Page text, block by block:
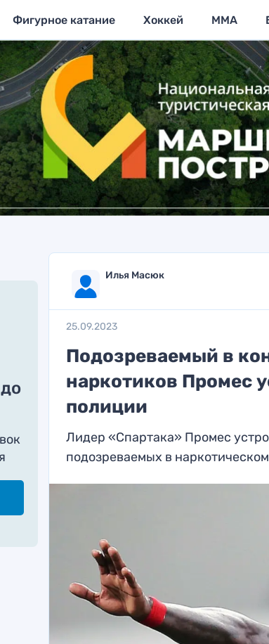
Фигурное катание Хоккей MMA
Илья Масюк
25.09.2023
Подозреваемый в
наркотиков Промес
полиции
Лидер «Спартака» Промес
подозреваемых в